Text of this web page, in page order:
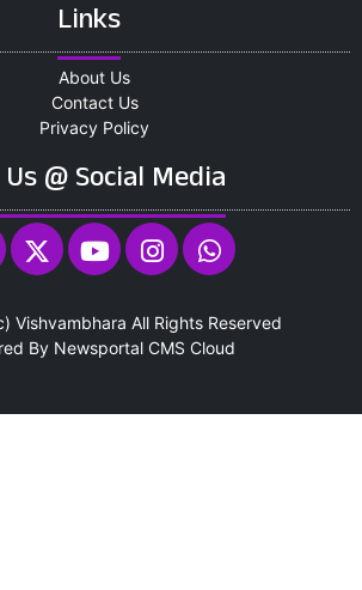
Links
About Us
Contact Us
Privacy Policy
@ Social Media
Vishvambhara All Rights Reserved
By Newsportal CMS Cloud